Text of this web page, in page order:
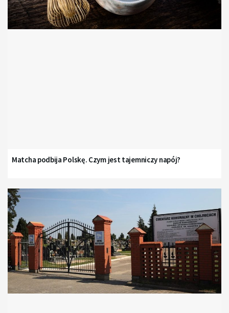
Matcha podbija Polskę. Czym jest tajemniczy napój?